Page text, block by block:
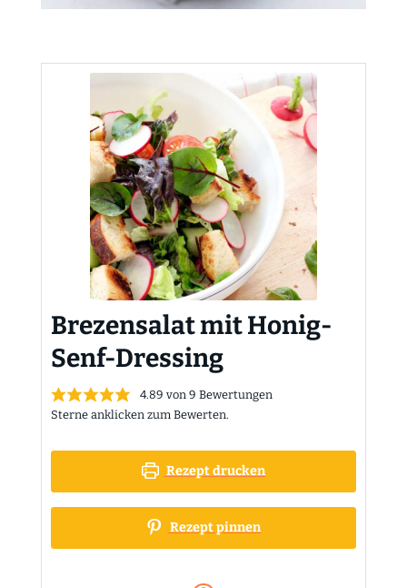
Brezensalat mit Honig-
Senf-Dressing
4.89 von 9 Bewertungen
Sterne anklicken zum Bewerten.
Rezept drucken
Rezept pinnen